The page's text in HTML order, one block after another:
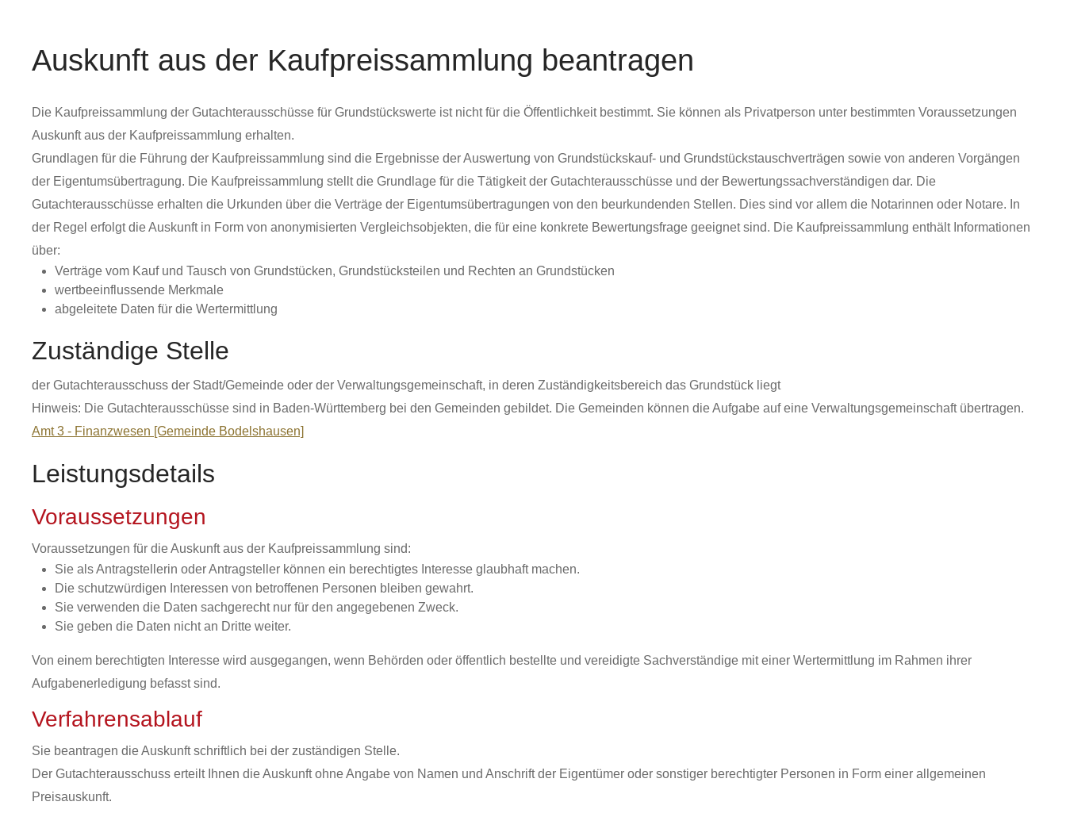
Auskunft aus der Kaufpreissammlung beantragen
Die Kaufpreissammlung der Gutachterausschüsse für Grundstückswerte ist nicht für die Öffentlichkeit bestimmt. Sie können als Privatperson unter bestimmten Voraussetzungen
Auskunft aus der Kaufpreissammlung erhalten.
Grundlagen für die Führung der Kaufpreissammlung sind die Ergebnisse der Auswertung von Grundstückskauf- und Grundstückstauschverträgen sowie von anderen Vorgängen
der Eigentumsübertragung. Die Kaufpreissammlung stellt die Grundlage für die Tätigkeit der Gutachterausschüsse und der Bewertungssachverständigen dar. Die
Gutachterausschüsse erhalten die Urkunden über die Verträge der Eigentumsübertragungen von den beurkundenden Stellen. Dies sind vor allem die Notarinnen oder Notare. In
der Regel erfolgt die Auskunft in Form von anonymisierten Vergleichsobjekten, die für eine konkrete Bewertungsfrage geeignet sind. Die Kaufpreissammlung enthält Informationen
über:
Verträge vom Kauf und Tausch von Grundstücken, Grundstücksteilen und Rechten an Grundstücken
wertbeeinflussende Merkmale
abgeleitete Daten für die Wertermittlung
Zuständige Stelle
der Gutachterausschuss der Stadt/Gemeinde oder der Verwaltungsgemeinschaft, in deren Zuständigkeitsbereich das Grundstück liegt
Hinweis: Die Gutachterausschüsse sind in Baden-Württemberg bei den Gemeinden gebildet. Die Gemeinden können die Aufgabe auf eine Verwaltungsgemeinschaft übertragen.
Amt 3 - Finanzwesen [Gemeinde Bodelshausen]
Leistungsdetails
Voraussetzungen
Voraussetzungen für die Auskunft aus der Kaufpreissammlung sind:
Sie als Antragstellerin oder Antragsteller können ein berechtigtes Interesse glaubhaft machen.
Die schutzwürdigen Interessen von betroffenen Personen bleiben gewahrt.
Sie verwenden die Daten sachgerecht nur für den angegebenen Zweck.
Sie geben die Daten nicht an Dritte weiter.
Von einem berechtigten Interesse wird ausgegangen, wenn Behörden oder öffentlich bestellte und vereidigte Sachverständige mit einer Wertermittlung im Rahmen ihrer
Aufgabenerledigung befasst sind.
Verfahrensablauf
Sie beantragen die Auskunft schriftlich bei der zuständigen Stelle.
Der Gutachterausschuss erteilt Ihnen die Auskunft ohne Angabe von Namen und Anschrift der Eigentümer oder sonstiger berechtigter Personen in Form einer allgemeinen
Preisauskunft.